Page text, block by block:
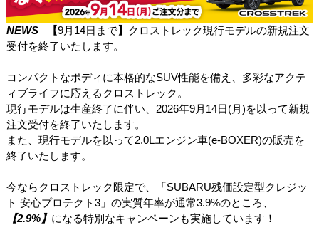
NEWS 【9月14日まで】 クロストレック現行モデルの新規注文
受付を終了いたします。
コンパクトなボディに本格的なSUV性能を備え、多彩なアクテ
ィブライフに応えるクロストレック。
現行モデルは生産終了に伴い、 2026年9月 14日(月)を以って新規
注文受付を終了いたします。
また、現行モデルを以って2.0Lエンジン車(e-BOXER)の販売を
終了いたします。
今ならクロストレック限定で、「SUBARU残価設定型クレジッ
ト 安心プロテクト3」の実質年率が通常3.9%のところ、
【2.9%】 になる特別なキャンペーンも実施しています！